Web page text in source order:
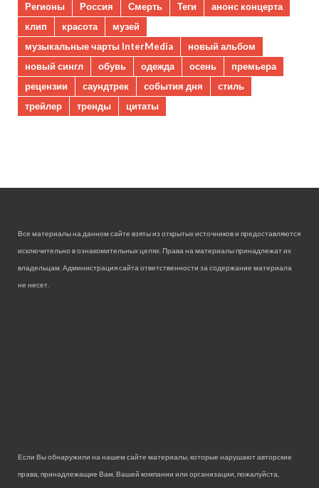
Регионы
Россия Смерть Теги
анонс концерта
клип
красота
музей
музыкальные чарты InterMedia
новый альбом
новый сингл
обувь одежда осень
премьера
рецензии
саундтрек события дня
стиль
трейлер
тренды цитаты
Все материалы на данном сайте взяты из открытых источников и предоставляются
исключительно в ознакомительных целях. Права на материалы принадлежат их
владельцам. Администрация сайта ответственности за содержание материала
не несет.
Если Вы обнаружили на нашем сайте материалы, которые нарушают авторские
права, принадлежащие Вам, Вашей компании или организации, пожалуйста,